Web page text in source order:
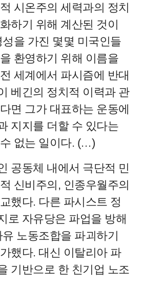
시온주의 세력과의 정치
하기 위해 계산된 것이
을 가진 몇몇 미국인들
환영하기 위해 이름을
세계에서 파시즘에 반대
베긴의 정치적 이력과 관
면 그가 대표하는 운동에
지지를 더할 수 있다는
없는 일이다. (…)
공동체 내에서 극단적 민
신비주의, 인종우월주의
했다. 다른 파시스트 정
로 자유당은 파업을 방해
노동조합을 파괴하기
했다. 대신 이탈리아 파
기반으로 한 친기업 노조